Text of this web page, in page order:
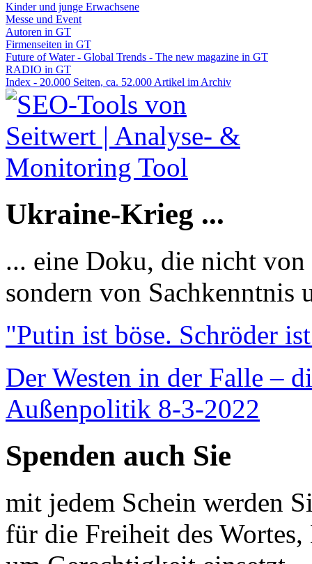
Kinder und junge Erwachsene
Messe und Event
Autoren in GT
Firmenseiten in GT
Future of Water - Global Trends - The new magazine in GT
RADIO in GT
Index - 20.000 Seiten, ca. 52.000 Artikel im Archiv
Ukraine-Krieg ...
... eine Doku, die nicht
sondern von Sachkenntnis
"Putin ist böse. Schröder
Der Westen in der Falle –
Außenpolitik 8-3-2022
Spenden auch Sie
mit jedem Schein werden
für die Freiheit des